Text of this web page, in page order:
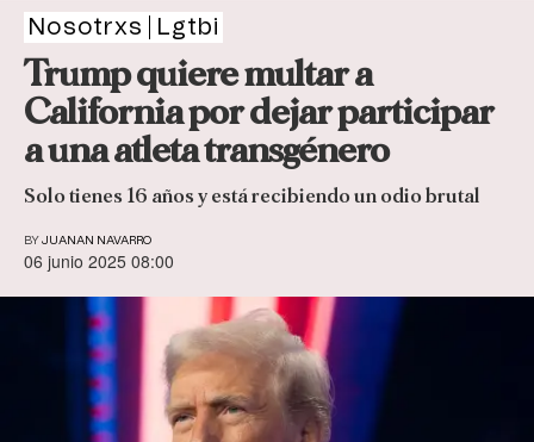
Nosotrxs Lgtbi
Trump quiere multar a
California por dejar participar
a una atleta transgénero
Solo tienes 16 años y está recibiendo un odio brutal
BY JUANAN NAVARRO
06 junio 2025 08:00